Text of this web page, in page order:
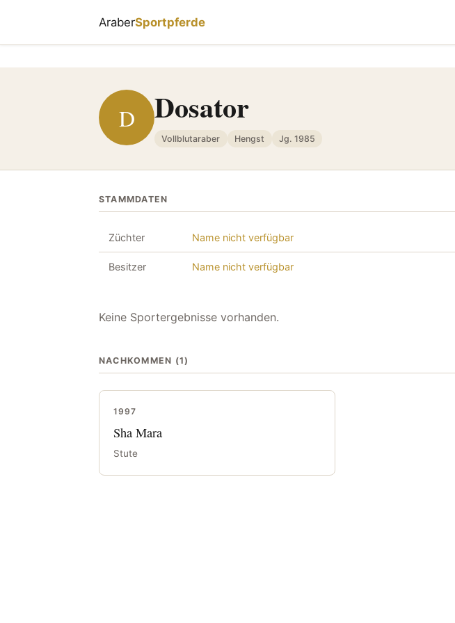
AraberSportpferde
D Dosator
Vollblutaraber Hengst Jg. 1985
STAMMDATEN
Züchter Name nicht verfügbar
Besitzer Name nicht verfügbar
Keine Sportergebnisse vorhanden.
NACHKOMMEN (1)
1997
Sha Mara
Stute